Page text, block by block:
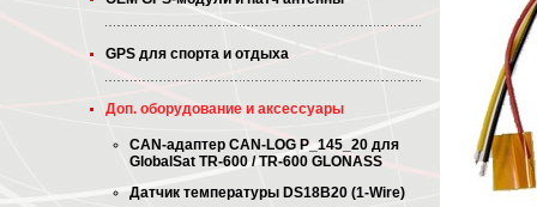
GPS для спорта и отдыха
Доп. оборудование и аксессуары
CAN-адаптер CAN-LOG P_145_20 для
GlobalSat TR-600 / TR-600 GLONASS
Датчик температуры DS18B20 (1-Wire)